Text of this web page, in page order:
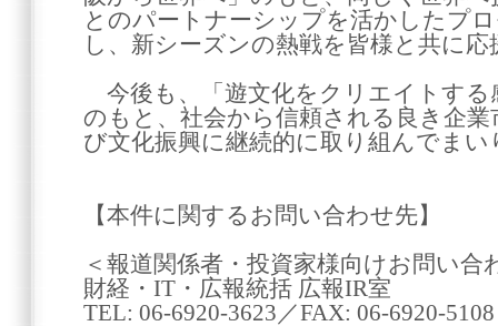
とのパートナーシップを活かしたプ
し、新シーズンの熱戦を皆様と共に
今後も、「遊文化をクリエイトする
のもと、社会から信頼される良き企
び文化振興に継続的に取り組んでまい
【本件に関するお問い合わせ先】
＜報道関係者・投資家様向けお問い合
財経・IT・広報統括 広報IR室
TEL: 06-6920-3623／FAX: 06-6920-5108